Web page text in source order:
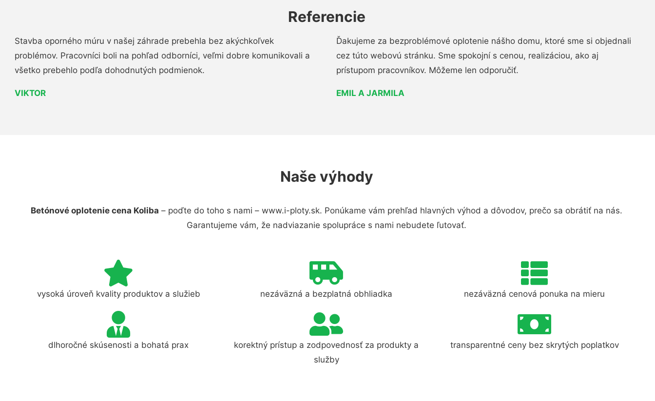
Referencie
Stavba oporného múru v našej záhrade prebehla bez akýchkoľvek
problémov. Pracovníci boli na pohľad odborníci, veľmi dobre komunikovali a
všetko prebehlo podľa dohodnutých podmienok.
VIKTOR
Ďakujeme za bezproblémové oplotenie nášho domu, ktoré sme si objednali
cez túto webovú stránku. Sme spokojní s cenou, realizáciou, ako aj
prístupom pracovníkov. Môžeme len odporučiť.
EMIL A JARMILA
Naše výhody
Betónové oplotenie cena Koliba – poďte do toho s nami – www.i-ploty.sk. Ponúkame vám prehľad hlavných výhod a dôvodov, prečo sa obrátiť na nás.
Garantujeme vám, že nadviazanie spolupráce s nami nebudete ľutovať.
vysoká úroveň kvality produktov a služieb nezáväzná a bezplatná obhliadka nezáväzná cenová ponuka na mieru
dlhoročné skúsenosti a bohatá prax
korektný prístup a zodpovednosť za produkty a
služby
transparentné ceny bez skrytých poplatkov